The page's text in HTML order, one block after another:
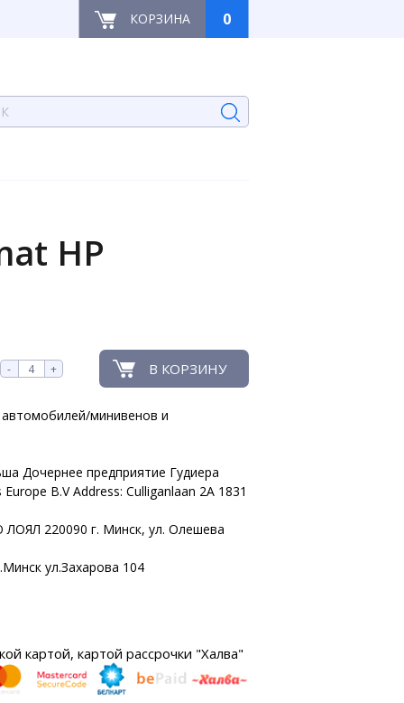
КОРЗИНА 0
HP
- + В КОРЗИНУ
минивенов и
Дочернее предприятие Гудиера
B.V Address: Culliganlaan 2A 1831
220090 г. Минск, ул. Олешева
ул.Захарова 104
картой, картой рассрочки "Халва"